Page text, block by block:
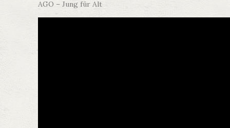
AGO – Jung für Alt